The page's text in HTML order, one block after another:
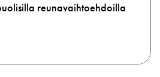
reunavaihtoehdoilla